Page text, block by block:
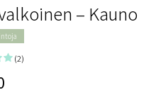
– Kauno
(2)